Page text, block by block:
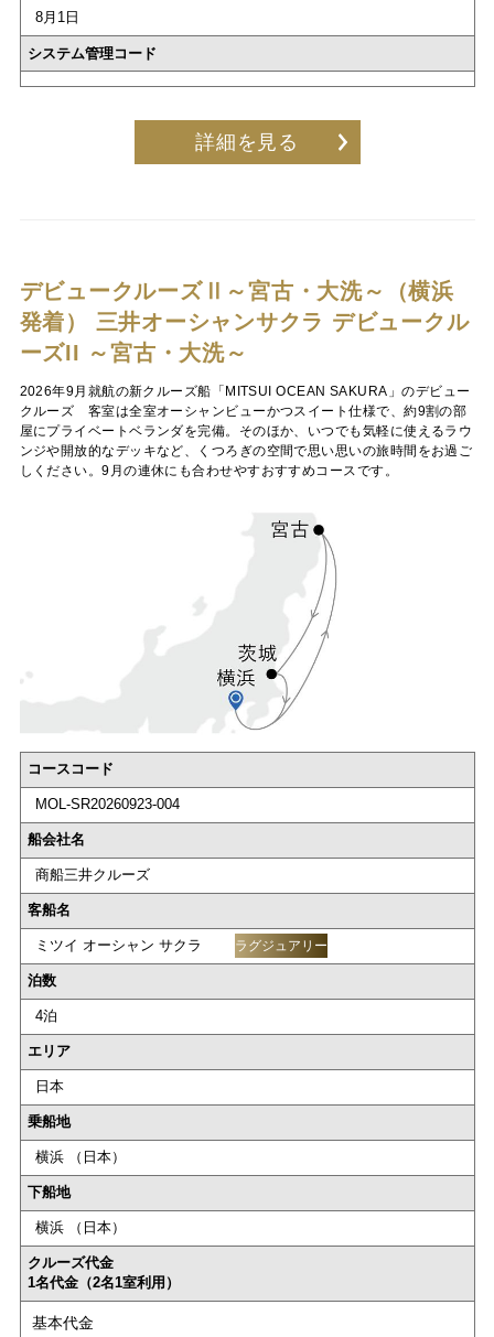
8月1日
システム管理コード
詳細を見る
デビュークルーズⅡ～宮古・大洗～（横浜
発着） 三井オーシャンサクラ デビュークル
ーズII ～宮古・大洗～
2026年9月就航の新クルーズ船「MITSUI OCEAN SAKURA」のデビュー
クルーズ 客室は全室オーシャンビューかつスイート仕様で、約9割の部
屋にプライベートベランダを完備。そのほか、いつでも気軽に使えるラウ
ンジや開放的なデッキなど、くつろぎの空間で思い思いの旅時間をお過ご
しください。9月の連休にも合わせやすおすすめコースです。
コースコード
MOL-SR20260923-004
船会社名
商船三井クルーズ
客船名
ミツイ オーシャン サクラ ラグジュアリー
泊数
4泊
エリア
日本
乗船地
横浜 （日本）
下船地
横浜 （日本）
クルーズ代金
1名代金（2名1室利用）
基本代金